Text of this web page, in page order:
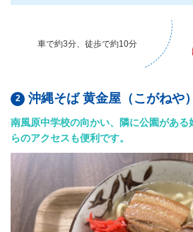
車で約3分、徒歩で約10分
沖縄そば 黄金屋（こがねや）
南風原中学校の向かい、隣に公園があ
らのアクセスも便利です。